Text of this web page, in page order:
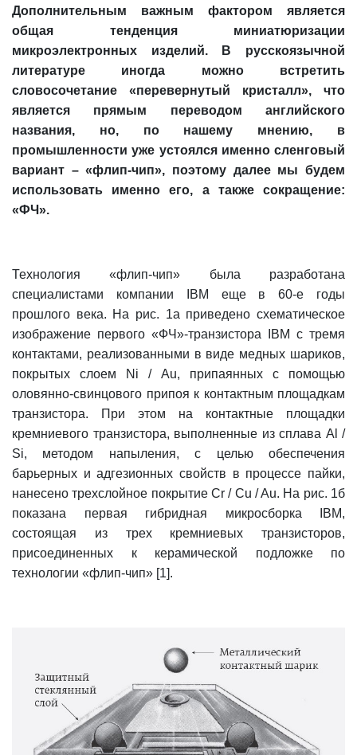
Дополнительным важным фактором является
общая тенденция миниатюризации
микроэлектронных изделий. В русскоязычной
литературе иногда можно встретить
словосочетание «перевернутый кристалл», что
является прямым переводом английского
названия, но, по нашему мнению, в
промышленности уже устоялся именно сленговый
вариант – «флип-чип», поэтому далее мы будем
использовать именно его, а также сокращение:
«ФЧ».
Технология «флип-чип» была разработана
специалистами компании IBM еще в 60-е годы
прошлого века. На рис. 1а приведено схематическое
изображение первого «ФЧ»-транзистора IBM с тремя
контактами, реализованными в виде медных шариков,
покрытых слоем Ni / Au, припаянных с помощью
оловянно-свинцового припоя к контактным площадкам
транзистора. При этом на контактные площадки
кремниевого транзистора, выполненные из сплава Al /
Si, методом напыления, с целью обеспечения
барьерных и адгезионных свойств в процессе пайки,
нанесено трехслойное покрытие Cr / Cu / Au. На рис. 1б
показана первая гибридная микросборка IBM,
состоящая из трех кремниевых транзисторов,
присоединенных к керамической подложке по
технологии «флип-чип» [1].